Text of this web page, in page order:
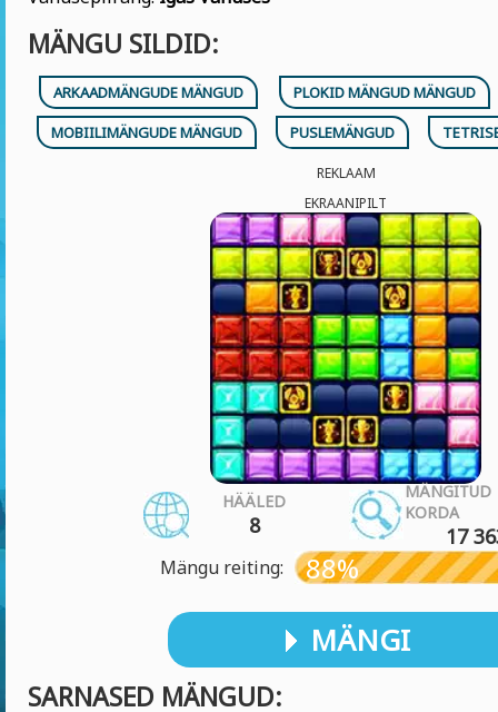
MÄNGU SILDID:
ARKAADMÄNGUDE MÄNGUD
PLOKID MÄNGUD MÄNGUD
MOBIILIMÄNGUDE MÄNGUD
PUSLEMÄNGUD
REKLAAM
EKRAANIPILT
HÄÄLED
8
MÄNGITUD
KORDA
17
Mängu reiting: 88%
MÄNGI
SARNASED MÄNGUD: